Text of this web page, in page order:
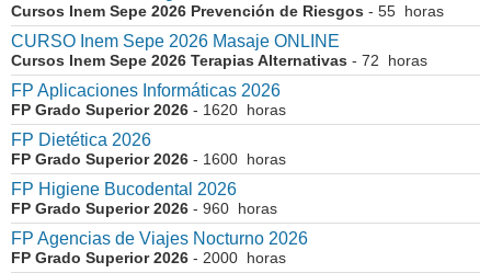
Cursos Inem Sepe 2026 Prevención de Riesgos - 55 horas
CURSO Inem Sepe 2026 Masaje ONLINE
Cursos Inem Sepe 2026 Terapias Alternativas - 72 horas
FP Aplicaciones Informáticas 2026
FP Grado Superior 2026 - 1620 horas
FP Dietética 2026
FP Grado Superior 2026 - 1600 horas
FP Higiene Bucodental 2026
FP Grado Superior 2026 - 960 horas
FP Agencias de Viajes Nocturno 2026
FP Grado Superior 2026 - 2000 horas